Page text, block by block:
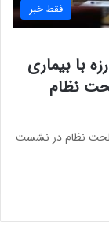
فقط خبر
با بیماری
نظام
نظام در نشست